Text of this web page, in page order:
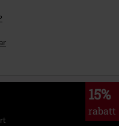
15%
rabatt